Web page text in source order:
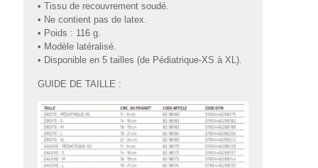
• Tissu de recouvrement soudé.
• Ne contient pas de latex.
• Poids : 116 g.
• Modèle latéralisé.
• Disponible en 5 tailles (de Pédiatrique-XS à XL).
GUIDE DE TAILLE :